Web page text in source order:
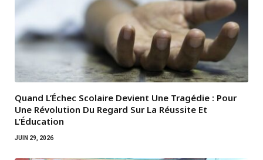
Quand L’Échec Scolaire Devient Une Tragédie : Pour
Une Révolution Du Regard Sur La Réussite Et
L’Éducation
JUIN 29, 2026